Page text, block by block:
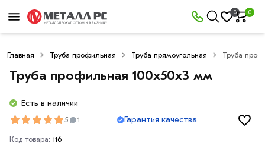
0 0
Главная Труба профильная Труба прямоугольная Труба
Труба профильная 100х50х3 мм
Есть в наличии
5 1 Гарантия качества
Код товара: 116